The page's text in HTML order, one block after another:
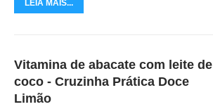
LEIA MAIS...
Vitamina de abacate com leite de
coco - Cruzinha Prática Doce
Limão